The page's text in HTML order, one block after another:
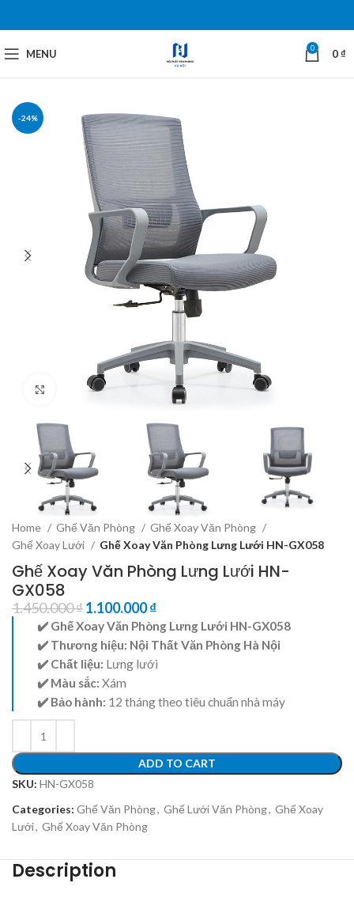
MENU 0 0₫
-24%
Click to enlarge
Home Ghế Văn Phòng
Ghế Xoay Văn Phòng
Ghế Xoay Lưới
Ghế Xoay Văn Phòng Lưng Lưới HN-GX058
Ghế Xoay Văn Phòng Lưng Lưới HN-
GX058
1.450.000₫1.100.000₫
✔️ Ghế Xoay Văn Phòng Lưng Lưới HN-GX058
✔️ Thương hiệu: Nội Thất Văn Phòng Hà Nội
✔️ Chất liệu: Lưng lưới
✔️ Màu sắc: Xám
✔️ Bảo hành: 12 tháng theo tiêu chuẩn nhà máy
ADD TO CART
SKU: HN-GX058
Categories: Ghế Văn Phòng, Ghế Lưới Văn Phòng, Ghế Xoay
Lưới, Ghế Xoay Văn Phòng
Description